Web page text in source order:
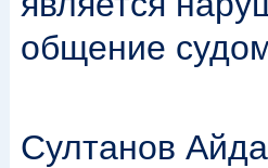
общение
Султанов